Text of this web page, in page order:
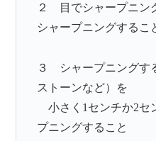
２ 目でシャープニン
シャープニングするこ
３ シャープニングす
ストーンなど）を
小さく1センチか2セ
プニングすること